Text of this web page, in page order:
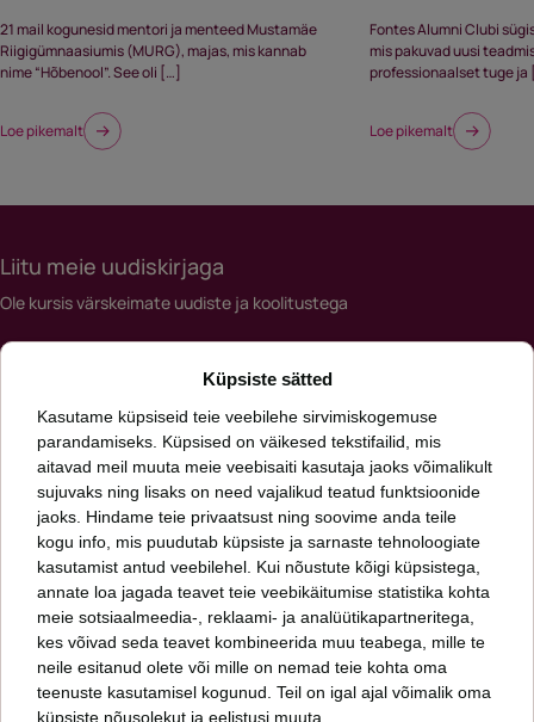
21 mail kogunesid mentori ja menteed Mustamäe
Riigigümnaasiumis (MURG), majas, mis kannab
nime “Hõbenool”. See oli […]
Loe pikemalt
Fontes Alumni Clubi
mis pakuvad uusi
professionaalset tuge
Loe pikemalt
Liitu meie uudiskirjaga
Ole kursis värskeimate uudiste ja koolitustega
Päringut saates nõustud meieprivaatsuspoliitikaga
Oleme talentide leidmise ja arendamise ning inimkapitali uurimise ettevõte.
Aitame kasvada sinul ja sinu organisatsioonil. Meid huvitab, kuidas läheb sinu
inimestel ja mis seisus on sinu organisatsioon.
Fontes PMP OÜ
+372 6 277 077
info@fontes.ee
Küpsiste sätted
Kasutame küpsiseid teie veebilehe sirvimiskogemuse
parandamiseks. Küpsised on väikesed tekstifailid, mis
aitavad meil muuta meie veebisaiti kasutaja jaoks võimalikult
sujuvaks ning lisaks on need vajalikud teatud funktsioonide
jaoks. Hindame teie privaatsust ning soovime anda teile
kogu info, mis puudutab küpsiste ja sarnaste tehnoloogiate
kasutamist antud veebilehel. Kui nõustute kõigi küpsistega,
annate loa jagada teavet teie veebikäitumise statistika kohta
meie sotsiaalmeedia-, reklaami- ja analüütikapartneritega,
kes võivad seda teavet kombineerida muu teabega, mille te
neile esitanud olete või mille on nemad teie kohta oma
teenuste kasutamisel kogunud. Teil on igal ajal võimalik oma
küpsiste nõusolekut ja eelistusi muuta.